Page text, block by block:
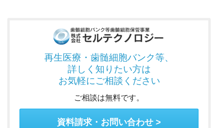
再生医療・歯髄細胞バンク等、
詳しく知りたい方は
お気軽にご相談ください
ご相談は無料です。
資料請求・お問い合わせ